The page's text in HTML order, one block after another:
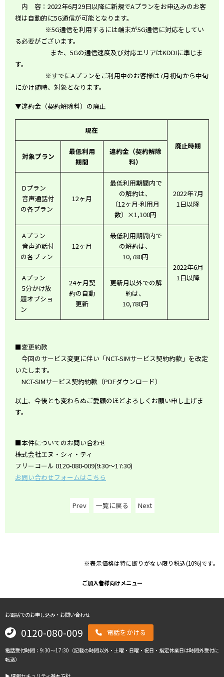
内 容： 2022年6月29日以降に新規でAプランをお申込みのお客
様は自動的に5G通信が可能となります。
※5G通信を利用するには端末が5G通信に対応をしてい
る必要がございます。
また、5Gの通信速度及び対応エリアはKDDIに準じま
す。
※すでにAプランをご利用中のお客様は7月初旬から中旬
にかけ随時、対象となります。
▼違約金（契約解除料）の廃止
現在
廃止時期
対象プラン
最低利用
期間
違約金（契約解除
料）
Dプラン
音声通話付
の各プラン
12ヶ月
最低利用期間内で
の解約は、
（12ヶ月-利用月
数）×1,100円
2022年7月
1日以降
Aプラン
音声通話付
の各プラン
12ヶ月
最低利用期間内で
の解約は、
10,780円
2022年6月
1日以降
Aプラン
5分かけ放
題オプショ
ン
24ヶ月契
約の自動
更新
更新月以外での解
約は、
10,780円
■変更約款
今回のサービス変更に伴い「NCT-SIMサービス契約約款」を改定
いたします。
NCT-SIMサービス契約約款（PDFダウンロード）
以上、今後とも変わらぬご愛顧のほどよろしくお願い申し上げま
す。
■本件についてのお問い合わせ
株式会社エヌ・シィ・ティ
フリーコール 0120-080-009(9:30～17:30)
お問い合わせフォームはこちら
Prev 一覧に戻る Next
※表示価格は特に断りがない限り税込(10%)です。
ご加入者様向けメニュー
お電話でのお申し込み・お問い合わせ
0120-080-009 電話をかける
電話受付時間：9:30～17:30（記載の時間以外・土曜・日曜・祝日・指定休業日は時間外受付に
転送）